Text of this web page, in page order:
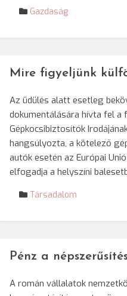
Gazdaság
Mire figyeljünk
Az üdülés alatt esetleg
dokumentálására hívta fel a
Gépkocsibiztosítók
hangsúlyozta, a kötelező
autók esetén az Európai
elfogadja a helyszíni
Társadalom
Pénz a
A román vállalatok